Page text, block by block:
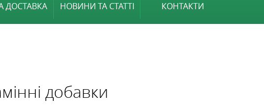
ДОСТАВКА НОВИНИ ТА СТАТТІ КОНТАКТИ
добавки